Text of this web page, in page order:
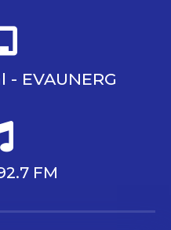
EVAUNERG
FM